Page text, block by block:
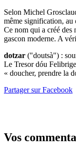
Selon Michel
même signification, au
Ce nom qui a créé des
gascon moderne. A
dotzar ("doutsà") :
Le Tresor dóu
« doucher, prendre la
Partager sur Facebook
Vos